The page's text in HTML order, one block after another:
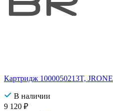
Картридж 1000050213T, JRONE
В наличии
9 120 ₽